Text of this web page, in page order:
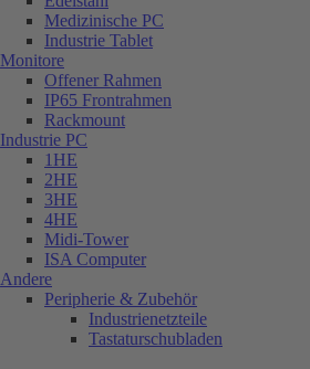
Medizinische PC
Industrie Tablet
Monitore
Offener Rahmen
IP65 Frontrahmen
Rackmount
Industrie PC
1HE
2HE
3HE
4HE
Midi-Tower
ISA Computer
Andere
Peripherie & Zubehör
Industrienetzteile
Tastaturschubladen